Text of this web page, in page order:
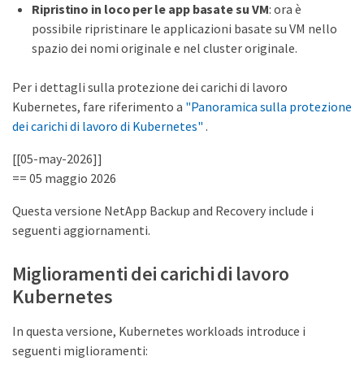
Ripristino in loco per le app basate su VM: ora è
possibile ripristinare le applicazioni basate su VM nello
spazio dei nomi originale e nel cluster originale.
Per i dettagli sulla protezione dei carichi di lavoro
Kubernetes, fare riferimento a "Panoramica sulla protezione
dei carichi di lavoro di Kubernetes" .
[[05-may-2026]]
== 05 maggio 2026
Questa versione NetApp Backup and Recovery include i
seguenti aggiornamenti.
Miglioramenti dei carichi di lavoro
Kubernetes
In questa versione, Kubernetes workloads introduce i
seguenti miglioramenti: